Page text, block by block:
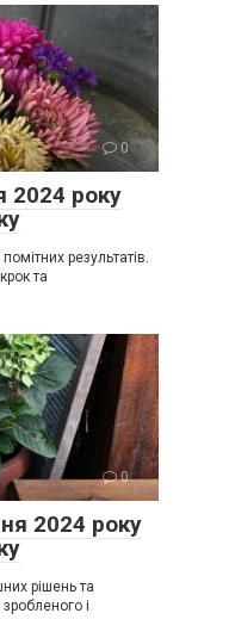
0
2024 року
результатів.
та
0
2024 року
рішень та
і